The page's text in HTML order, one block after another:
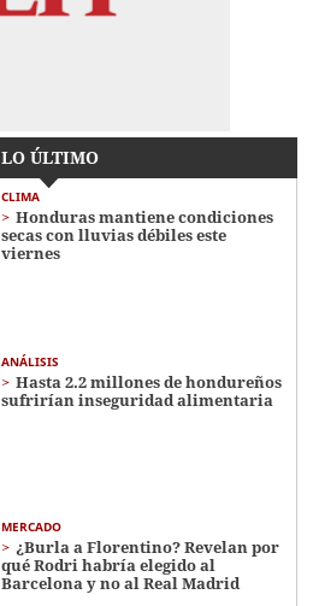
LO ÚLTIMO
CLIMA
Honduras mantiene condiciones
secas con lluvias débiles este
viernes
ANÁLISIS
Hasta 2.2 millones de hondureños
sufrirían inseguridad alimentaria
MERCADO
¿Burla a Florentino? Revelan por
qué Rodri habría elegido al
Barcelona y no al Real Madrid